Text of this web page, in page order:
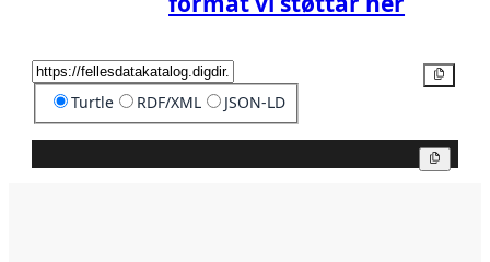
Turtle RDF/XML JSON-LD